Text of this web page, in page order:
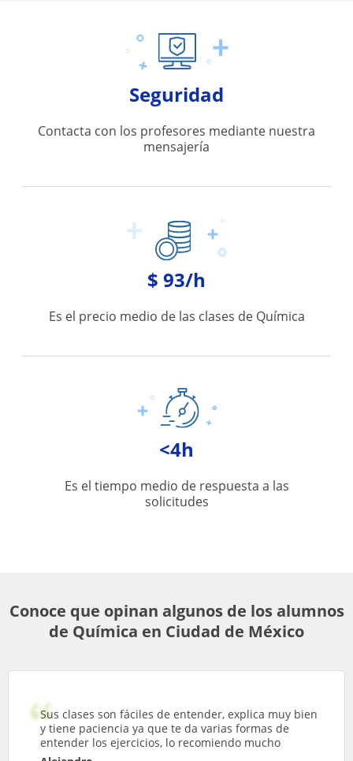
Seguridad
Contacta con los profesores mediante nuestra
mensajería
$ 93/h
Es el precio medio de las clases de Química
<4h
Es el tiempo medio de respuesta a las
solicitudes
Conoce que opinan algunos de los alumnos
de Química en Ciudad de México
Sus clases son fáciles de entender, explica muy bien
y tiene paciencia ya que te da varias formas de
entender los ejercicios, lo recomiendo mucho